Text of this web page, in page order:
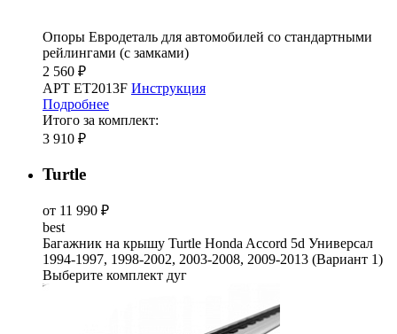
Опоры Евродеталь для автомобилей со стандартными
рейлингами (с замками)
2 560 ₽
АРТ ET2013F Инструкция
Подробнее
Итого за комплект:
3 910 ₽
Turtle
от 11 990 ₽
best
Багажник на крышу Turtle Honda Accord 5d Универсал
1994-1997, 1998-2002, 2003-2008, 2009-2013 (Вариант 1)
Выберите комплект дуг